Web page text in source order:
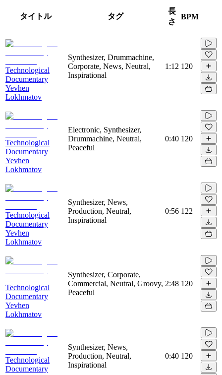
タイトル タグ
長
さ
BPM
Technological
Documentary
Yevhen
Lokhmatov
Synthesizer, Drummachine,
Corporate, News, Neutral,
Inspirational
1:12 120
Technological
Documentary
Yevhen
Lokhmatov
Electronic, Synthesizer,
Drummachine, Neutral,
Peaceful
0:40 120
Technological
Documentary
Yevhen
Lokhmatov
Synthesizer, News,
Production, Neutral,
Inspirational
0:56 122
Technological
Documentary
Yevhen
Lokhmatov
Synthesizer, Corporate,
Commercial, Neutral, Groovy,
Peaceful
2:48 120
Technological
Documentary
Synthesizer, News,
Production, Neutral,
Inspirational
0:40 120